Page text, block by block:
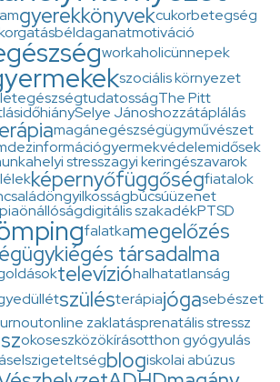
gyerekkönyvekcukorbetegség
béldaganatmotiváció
workaholicünnepek
szociális környezet
egészségtudatosságThe Pitt
időhiánySelye Jánoshozzátáplálás
magánegészségügyművészet
dezinformációgyermekvédelemidősek
stresszagyi keringészavarok
képernyőfüggőségfiatalok
családöngyilkosságbúcsúüzenet
önállóságdigitális szakadékPTSD
falatkamegelőzés
kiégés társadalma
televízióhalhatatlanság
szülésterápiajógasebészet
online zaklatásprenatális stressz
okoseszközökírásotthon gyógyulás
elszigeteltségblogiskolai abúzus